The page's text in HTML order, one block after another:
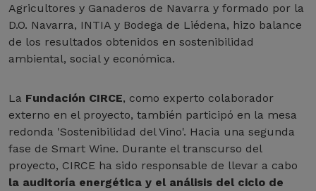
Agricultores y Ganaderos de Navarra y formado por la
D.O. Navarra, INTIA y Bodega de Liédena, hizo balance
de los resultados obtenidos en sostenibilidad
ambiental, social y económica.
La Fundación CIRCE, como experto colaborador
externo en el proyecto, también participó en la mesa
redonda 'Sostenibilidad del Vino'. Hacia una segunda
fase de Smart Wine. Durante el transcurso del
proyecto, CIRCE ha sido responsable de llevar a cabo
la auditoría energética y el análisis del ciclo de